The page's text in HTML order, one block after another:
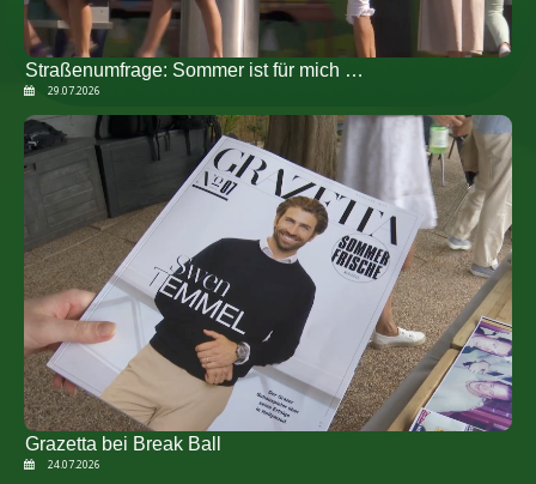
Straßenumfrage: Sommer ist für mich …
29.07.2026
Grazetta bei Break Ball
24.07.2026